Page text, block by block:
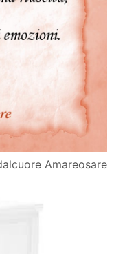
Amareosare